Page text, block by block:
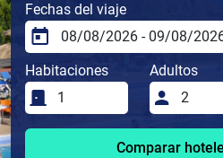
Fechas del viaje
Habitaciones Adultos
Comparar